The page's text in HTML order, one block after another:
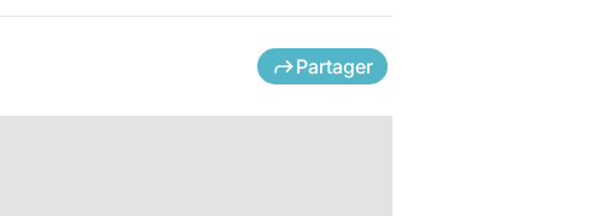
Partager